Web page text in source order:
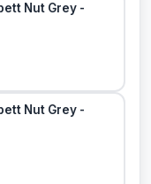
Nut Grey -
Nut Grey -